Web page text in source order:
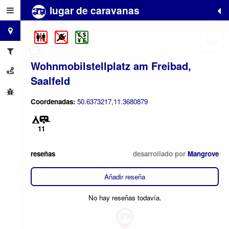
lugar de caravanas
Wohnmobilstellplatz am Freibad,
Saalfeld
Coordenadas: 50.6373217,11.3680879
11
reseñas desarrollado por Mangrove
Añadir reseña
No hay reseñas todavía.
+
−